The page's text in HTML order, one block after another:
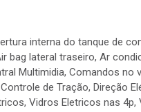
interna do tanque de
bag lateral traseiro, Ar
Multimidia, Comandos no
de Tração, Direção
Vidros Eletricos nas 4p,